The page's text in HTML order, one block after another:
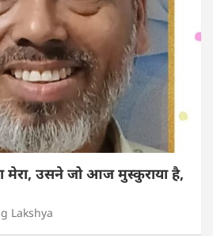
मेरा, उसने जो आज मुस्कुराया है,
Lakshya